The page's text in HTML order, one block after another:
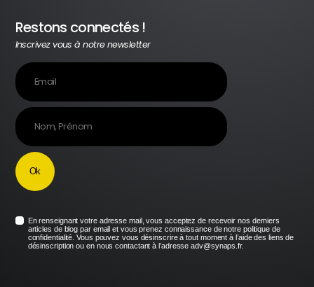
Restons connectés !
Inscrivez vous à notre newsletter
En renseignant votre adresse mail, vous acceptez de recevoir nos derniers
articles de blog par email et vous prenez connaissance de notre politique de
confidentialité. Vous pouvez vous désinscrire à tout moment à l’aide des liens de
désinscription ou en nous contactant à l’adresse adv@synaps.fr.